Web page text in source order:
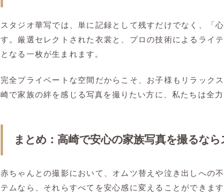
スタジオ華写では、単に記録として残すだけでなく、「
す。厳選セレクトされた衣裳と、プロの技術によるライ
となる一枚が生まれます。
完全プライベートな空間だからこそ、お子様もリラック
崎で家族の絆を感じる写真を撮りたい方に、私たちは全力
まとめ：高崎で安心の家族写真を撮るな
赤ちゃんとの撮影において、オムツ替えや泣き出しへの
テムなら、それらすべてを安心感に変えることができま
高
高